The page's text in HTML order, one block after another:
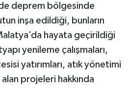
deprem bölgesinde
inşa edildiği, bunların
hayata geçirildiği
yenileme çalışmaları,
yatırımları, atık yönetimi
projeleri hakkında